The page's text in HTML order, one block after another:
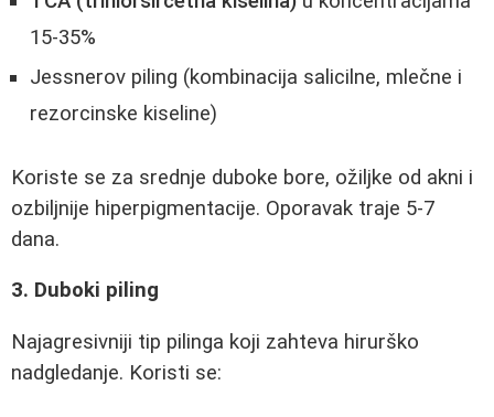
15-35%
Jessnerov piling (kombinacija salicilne, mlečne i
rezorcinske kiseline)
Koriste se za srednje duboke bore, ožiljke od akni i
ozbiljnije hiperpigmentacije. Oporavak traje 5-7
dana.
3. Duboki piling
Najagresivniji tip pilinga koji zahteva hirurško
nadgledanje. Koristi se: